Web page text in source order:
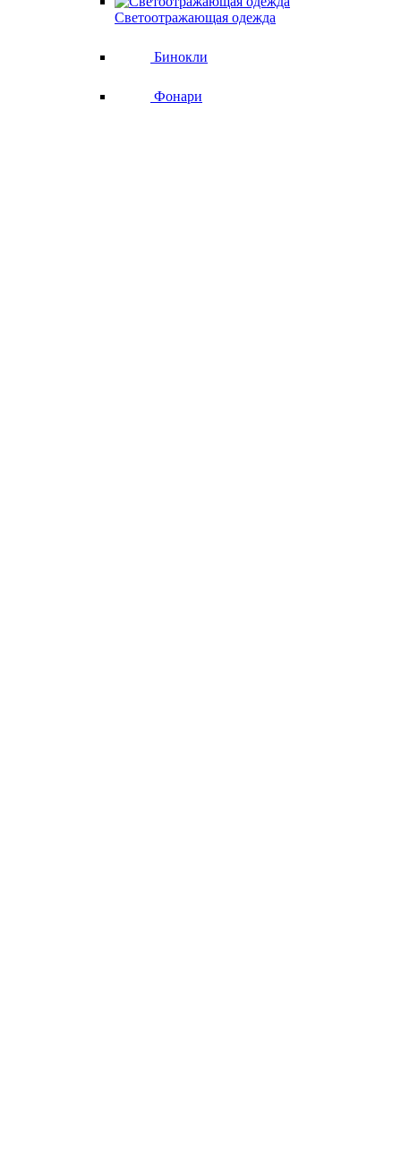
Светоотражающая одежда
Бинокли
Фонари